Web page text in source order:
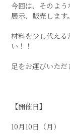
今回は、そのよ
展示、販売します。
材料を少し代え
い！！
足をお運びいただ
【開催日】
10月10日（月）